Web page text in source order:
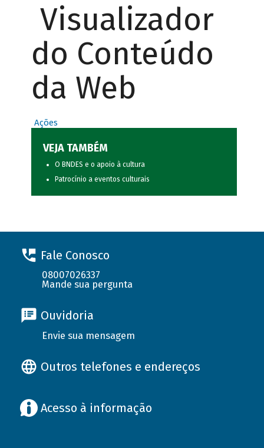
Visualizador
do Conteúdo
da Web
Ações
VEJA TAMBÉM
O BNDES e o apoio à cultura
Patrocínio a eventos culturais
Fale Conosco
08007026337
Mande sua pergunta
Ouvidoria
Envie sua mensagem
Outros telefones e endereços
Acesso à informação